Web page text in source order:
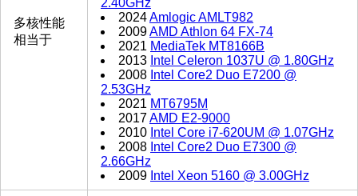
多核性能
相当于
2.40GHz
2024Amlogic AMLT982
2009AMD Athlon 64 FX-74
2021 MediaTek MT8166B
2013 Intel Celeron 1037U @ 1.80GHz
2008 Intel Core2 Duo E7200 @
2.53GHz
2021 MT6795M
2017AMD E2-9000
2010 Intel Core i7-620UM @ 1.07GHz
2008 Intel Core2 Duo E7300 @
2.66GHz
2009 Intel Xeon 5160 @ 3.00GHz